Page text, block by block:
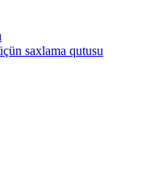
saxlama qutusu